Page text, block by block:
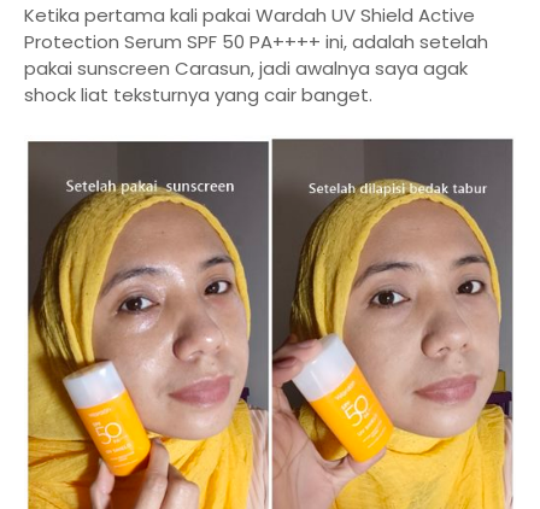
Ketika pertama kali pakai Wardah UV Shield Active
Protection Serum SPF 50 PA++++ ini, adalah setelah
pakai sunscreen Carasun, jadi awalnya saya agak
shock liat teksturnya yang cair banget.